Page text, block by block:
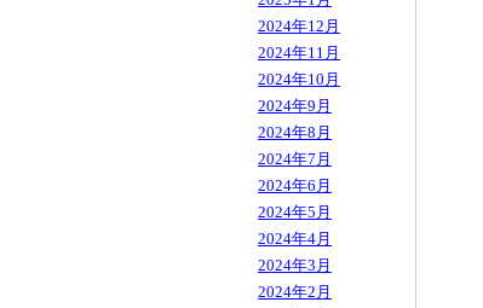
2024年12月
2024年11月
2024年10月
2024年9月
2024年8月
2024年7月
2024年6月
2024年5月
2024年4月
2024年3月
2024年2月